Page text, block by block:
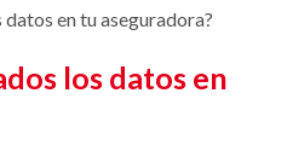
en tu aseguradora?
los datos en